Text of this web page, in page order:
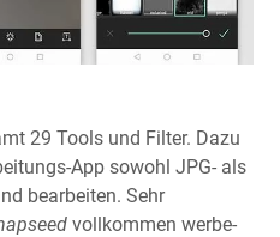
29 Tools und Filter. Dazu
App sowohl JPG- als
bearbeiten. Sehr
vollkommen werbe-